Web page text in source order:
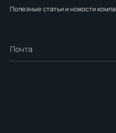
Полезные статьи и новости